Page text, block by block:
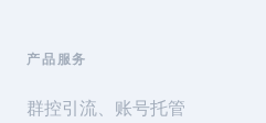
产品服务
群控引流、账号托管